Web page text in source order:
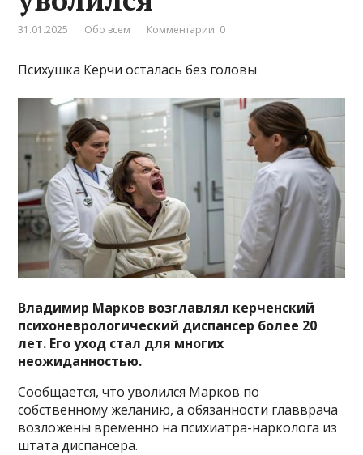
31.01.2025 Обо всем Комментарии: 0
Психушка Керчи осталась без головы
Владимир Марков возглавлял керченский
психоневрологический диспансер более 20
лет. Его уход стал для многих
неожиданностью.
Сообщается, что уволился Марков по
собственному желанию, а обязанности главврача
возложены временно на психиатра-нарколога из
штата диспансера.